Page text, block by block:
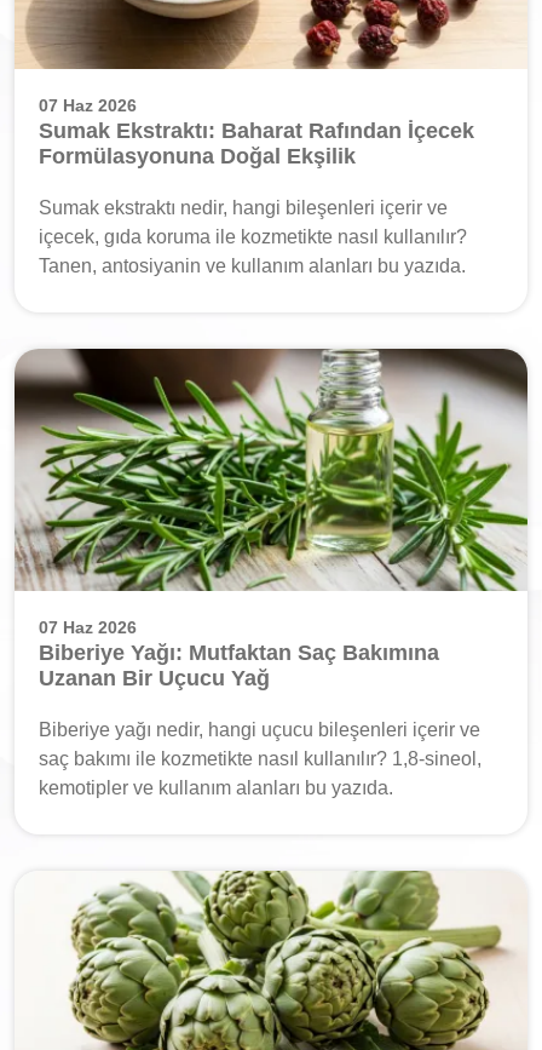
07 Haz 2026
Sumak Ekstraktı: Baharat Rafından İçecek
Formülasyonuna Doğal Ekşilik
Sumak ekstraktı nedir, hangi bileşenleri içerir ve
içecek, gıda koruma ile kozmetikte nasıl kullanılır?
Tanen, antosiyanin ve kullanım alanları bu yazıda.
07 Haz 2026
Biberiye Yağı: Mutfaktan Saç Bakımına
Uzanan Bir Uçucu Yağ
Biberiye yağı nedir, hangi uçucu bileşenleri içerir ve
saç bakımı ile kozmetikte nasıl kullanılır? 1,8-sineol,
kemotipler ve kullanım alanları bu yazıda.